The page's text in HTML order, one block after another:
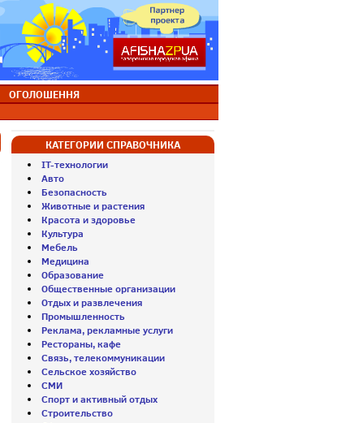
ОГОЛОШЕННЯ
КАТЕГОРИИ СПРАВОЧНИКА
IT-технологии
Авто
Безопасность
Животные и растения
Красота и здоровье
Культура
Мебель
Медицина
Образование
Общественные организации
Отдых и развлечения
Промышленность
Реклама, рекламные услуги
Рестораны, кафе
Связь, телекоммуникации
Сельское хозяйство
СМИ
Спорт и активный отдых
Строительство